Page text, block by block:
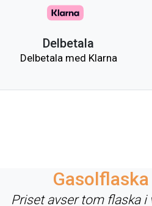
Delbetala
Delbetala med Klarna
Priset avser tom flaska i